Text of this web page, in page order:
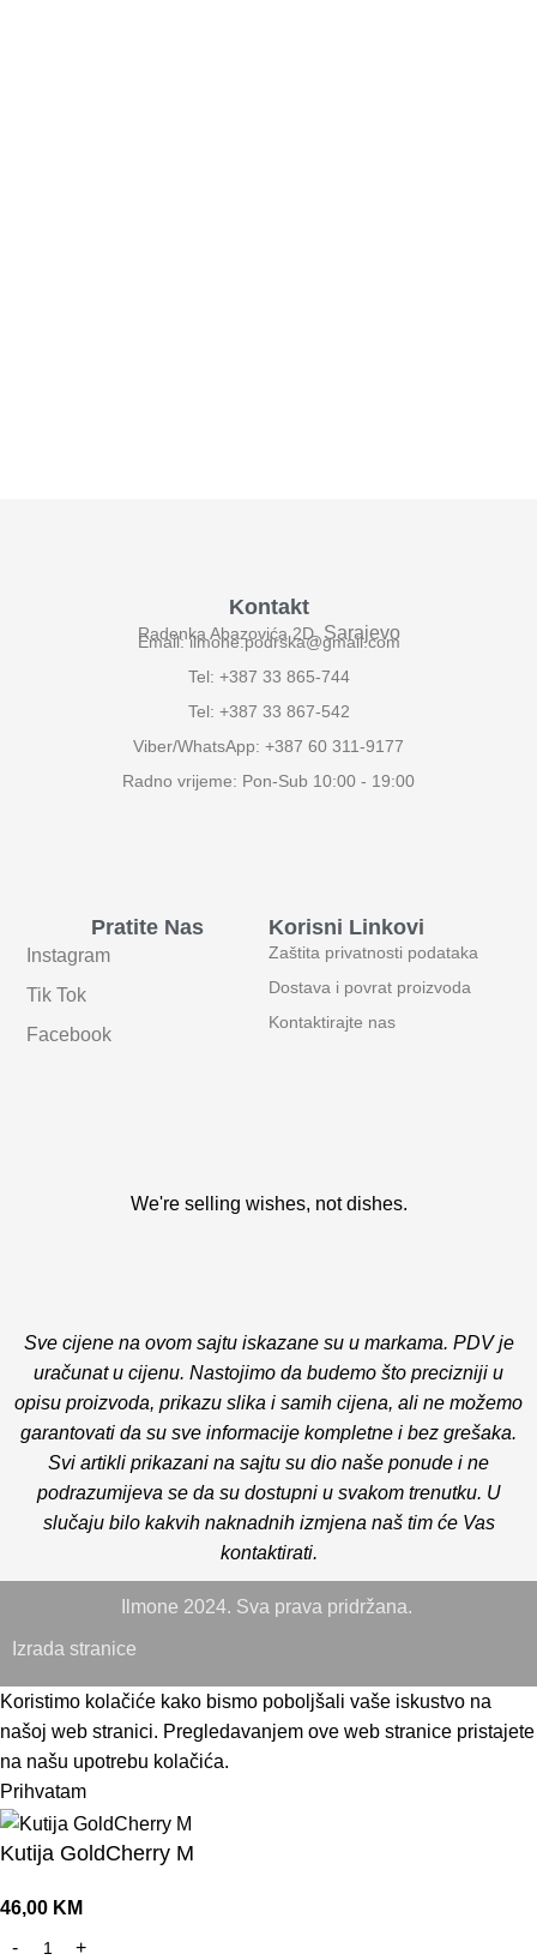
We're selling wishes, not dishes.
Korisni Linkovi
Zaštita privatnosti podataka
Dostava i povrat proizvoda
Kontaktirajte nas
Pratite Nas
Instagram
Tik Tok
Facebook
Kontakt
Radenka Abazovića 2D, Sarajevo
Email: ilmone.podrska@gmail.com
Tel: +387 33 865-744
Tel: +387 33 867-542
Viber/WhatsApp: +387 60 311-9177
Radno vrijeme: Pon-Sub 10:00 - 19:00
Sve cijene na ovom sajtu iskazane su u markama. PDV je
uračunat u cijenu. Nastojimo da budemo što precizniji u
opisu proizvoda, prikazu slika i samih cijena, ali ne možemo
garantovati da su sve informacije kompletne i bez grešaka.
Svi artikli prikazani na sajtu su dio naše ponude i ne
podrazumijeva se da su dostupni u svakom trenutku. U
slučaju bilo kakvih naknadnih izmjena naš tim će Vas
kontaktirati.
Ilmone 2024. Sva prava pridržana.
Izrada stranice
Koristimo kolačiće kako bismo poboljšali vaše iskustvo na
našoj web stranici. Pregledavanjem ove web stranice pristajete
na našu upotrebu kolačića.
Prihvatam
Kutija GoldCherry M
46,00 KM